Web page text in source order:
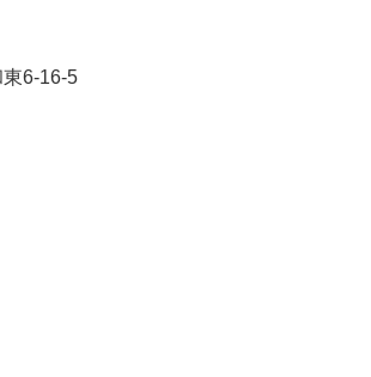
6-16-5